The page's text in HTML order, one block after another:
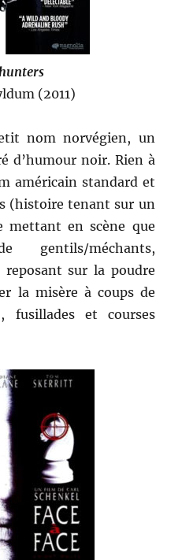
(2011)
nom norvégien, un
d’humour noir. Rien à
américain standard et
(histoire tenant sur un
mettant en scène que
gentils/méchants,
reposant sur la poudre
la misère à coups de
fusillades et courses